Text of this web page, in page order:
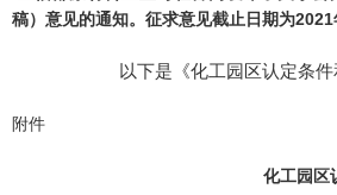
稿）意见的通知。征求意见截止日期为2021
以下是《化工园区认定条
附件
化工园区